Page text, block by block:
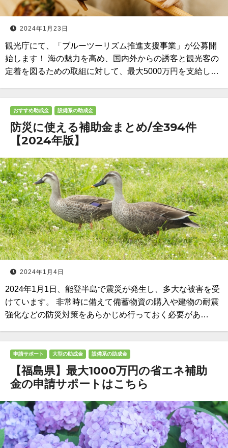
2024年1月23日
観光庁にて、「ブルーツーリズム推進支援事業」が公募開
始します！ 海の魅力を高め、国内外からの誘客と観光客の
定着を図るための取組に対して、最大5000万円を支給し…
おすすめ助成金 設備系の助成金
防災に使える補助金まとめ/全394件
【2024年版】
2024年1月4日
2024年1月1日、能登半島で震災が発生し、多大な被害を受
けています。 非常時に備えて備蓄物資の購入や建物の耐震
強化などの防災対策をあらかじめ行っておく必要があ…
申請サポート 大型の助成金 設備系の助成金
【福島県】最大1000万円の省エネ補助
金の申請サポートはこちら